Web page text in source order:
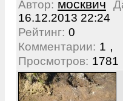
Автор: москвич
16.12.2013 22:24
Рейтинг: 0
Комментарии: 1 ,
Просмотров: 1781